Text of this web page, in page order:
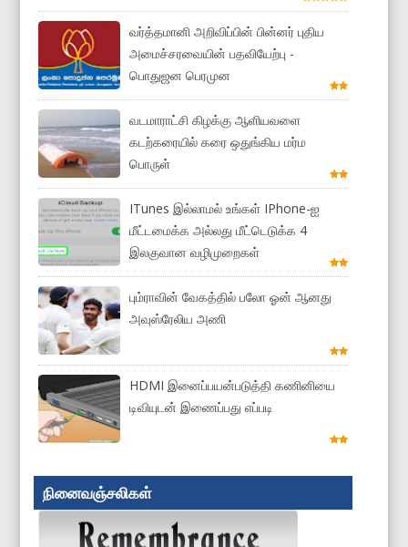
வர்த்தமானி அறிவிப்பின் பின்னர் புதிய
அமைச்சரவையின் பதவியேற்பு -
பொதுஜன பெரமுன
வடமாராட்சி கிழக்கு ஆளியவளை
கடற்கரையில் கரை ஒதுங்கிய மர்ம
பொருள்
ITunes இல்லாமல் உங்கள் IPhone-ஐ
மீட்டமைக்க அல்லது மீட்டெடுக்க 4
இலகுவான வழிமுறைகள்
பும்ராவின் வேகத்தில் பலோ ஓன் ஆனது
அவுஸ்ரேலிய அணி
HDMI இனைப்பயன்படுத்தி கணினியை
டிவியுடன் இணைப்பது எப்படி
நினைவஞ்சலிகள்